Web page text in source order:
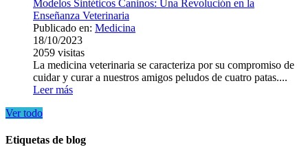
Modelos Sintéticos Caninos: Una Revolución en la
Enseñanza Veterinaria
Publicado en: Medicina
18/10/2023
2059 visitas
La medicina veterinaria se caracteriza por su compromiso de
cuidar y curar a nuestros amigos peludos de cuatro patas....
Leer más
Ver todo
Etiquetas de blog